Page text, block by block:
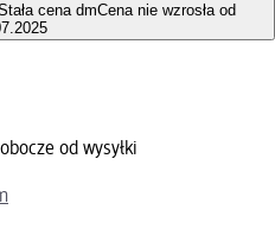
cena dmCena nie wzrosła od
od wysyłki